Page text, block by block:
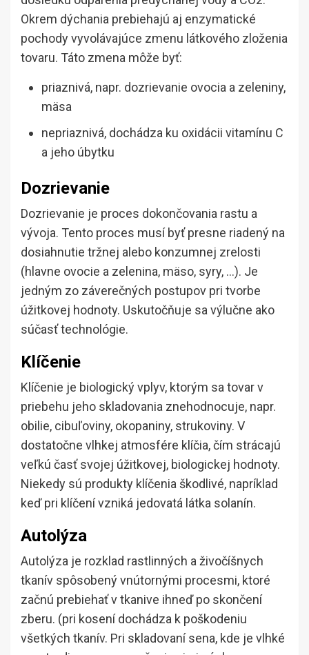
Okrem dýchania prebiehajú aj enzymatické
pochody vyvolávajúce zmenu látkového zloženia
tovaru. Táto zmena môže byť:
priaznivá, napr. dozrievanie ovocia a zeleniny,
mäsa
nepriaznivá, dochádza ku oxidácii vitamínu C
a jeho úbytku
Dozrievanie
Dozrievanie je proces dokončovania rastu a
vývoja. Tento proces musí byť presne riadený na
dosiahnutie tržnej alebo konzumnej zrelosti
(hlavne ovocie a zelenina, mäso, syry, …). Je
jedným zo záverečných postupov pri tvorbe
úžitkovej hodnoty. Uskutočňuje sa výlučne ako
súčasť technológie.
Klíčenie
Klíčenie je biologický vplyv, ktorým sa tovar v
priebehu jeho skladovania znehodnocuje, napr.
obilie, cibuľoviny, okopaniny, strukoviny. V
dostatočne vlhkej atmosfére klíčia, čím strácajú
veľkú časť svojej úžitkovej, biologickej hodnoty.
Niekedy sú produkty klíčenia škodlivé, napríklad
keď pri klíčení vzniká jedovatá látka solanín.
Autolýza
Autolýza je rozklad rastlinných a živočíšnych
tkanív spôsobený vnútornými procesmi, ktoré
začnú prebiehať v tkanive ihneď po skončení
zberu. (pri kosení dochádza k poškodeniu
všetkých tkanív. Pri skladovaní sena, kde je vlhké